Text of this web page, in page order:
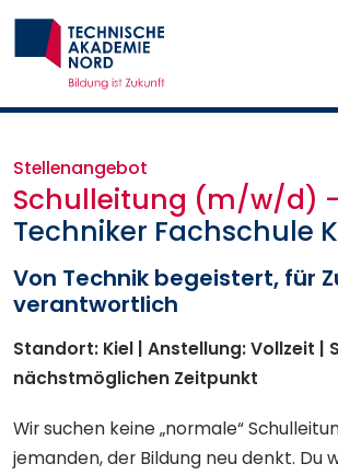
Stellenangebot
Schulleitung (m/w/d)
Techniker Fachschule
Von Technik begeistert, für
verantwortlich
Standort: Kiel | Anstellung: Vollzeit |
nächstmöglichen Zeitpunkt
Wir suchen keine „normale“
jemanden, der Bildung neu denkt. Du